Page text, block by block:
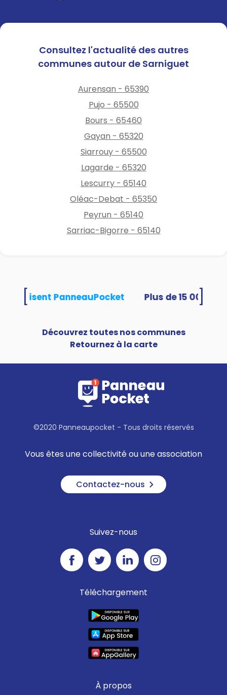
Consultez l'actualité des autres
communes autour de Sarniguet
Aurensan - 65390
Pujo - 65500
Bours - 65460
Gayan - 65320
Siarrouy - 65500
Lagarde - 65320
Lescurry - 65140
Oléac-Debat - 65350
Peyrun - 65140
Sarriac-Bigorre - 65140
utilisent PanneauPocket
Découvrez toutes nos communes
Retournez à la carte
©2020 Panneaupocket - Tous droits réservés
Vous êtes une collectivité ou une association
Contactez-nous
Suivez-nous
Téléchargement
À propos